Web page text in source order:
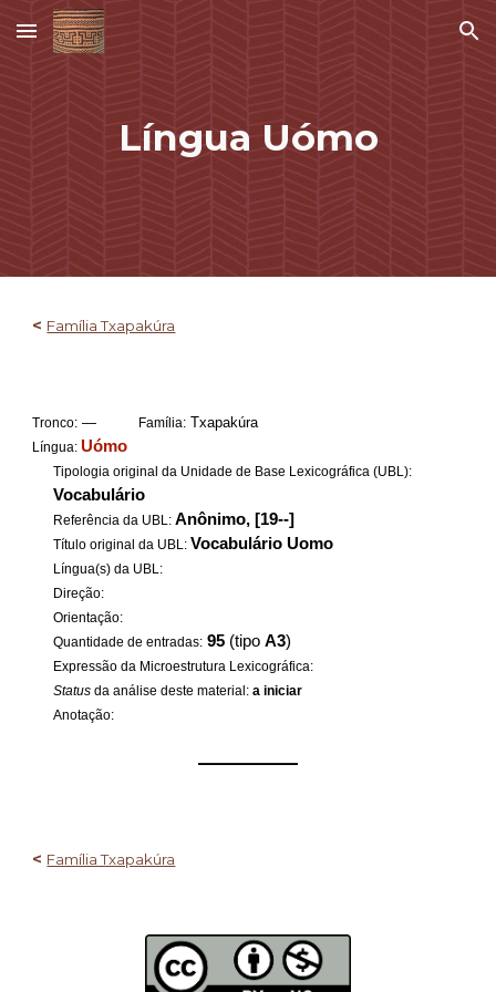
Skip to main content Skip to navigation
Língua Uómo
< Família Txapakúra
Tronco: — Família: Txapakúra
Língua:Uómo
Tipologia original da Unidade de Base Lexicográfica (UBL):
Vocabulário
Referência da UBL:Anônimo, [19--]
Título original da UBL: Vocabulário Uomo
Língua(s) da UBL:
Direção:
Orientação:
Quantidade de entradas: 95 (tipoA3)
Expressão da Microestrutura Lexicográfica:
Status da análise deste material:a iniciar
Anotação:
——————
< Família Txapakúra